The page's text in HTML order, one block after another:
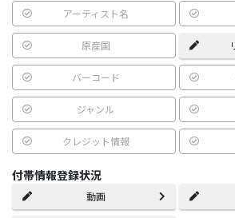
アーティスト名
原産国
バーコード
ジャンル
クレジット情報
付帯情報登録状況
動画